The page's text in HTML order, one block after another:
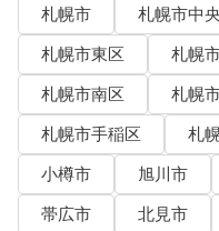
札幌市 札幌市中
札幌市東区
札幌
札幌市南区
札幌
札幌市手稲区
札
小樽市
旭川市
帯広市
北見市